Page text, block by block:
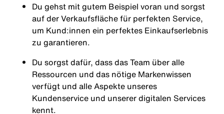
Du gehst mit gutem Beispiel voran und sorgst
auf der Verkaufsfläche für perfekten Service,
um Kund:innen ein perfektes Einkaufserlebnis
zu garantieren.
Du sorgst dafür, dass das Team über alle
Ressourcen und das nötige Markenwissen
verfügt und alle Aspekte unseres
Kundenservice und unserer digitalen Services
kennt.